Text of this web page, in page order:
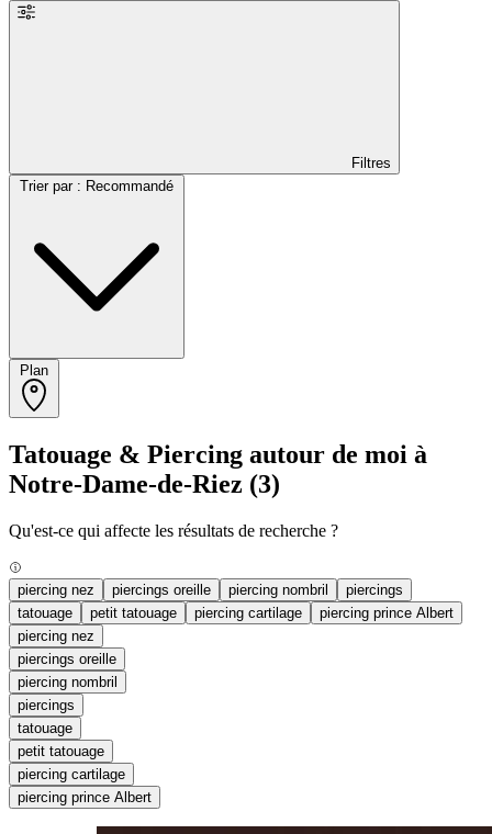
Filtres
Tatouage & Piercing autour de moi à
Notre-Dame-de-Riez (3)
Qu'est-ce qui affecte les résultats de recherche ?
piercing nez piercings oreille piercing nombril
piercings
tatouage
petit tatouage piercing cartilage
piercing prince Albert
piercing nez
piercings oreille
piercing nombril
piercings
tatouage
petit tatouage
piercing cartilage
piercing prince Albert